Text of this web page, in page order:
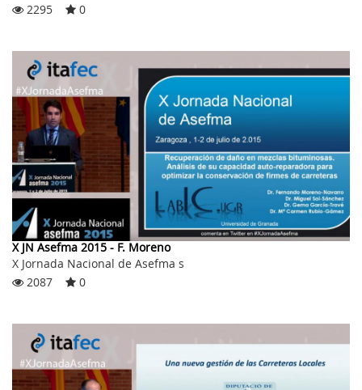
2295
0
X JN Asefma 2015 - F. Moreno
X Jornada Nacional de Asefma s
2087
0